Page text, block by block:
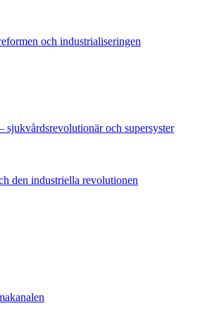
och industrialiseringen
sjukvårdsrevolutionär och supersyster
den industriella revolutionen